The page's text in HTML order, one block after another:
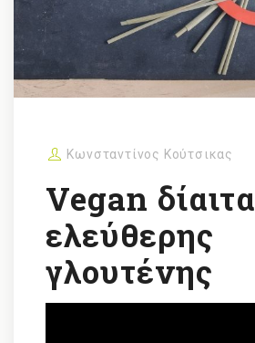
Κωνσταντίνος Κούτσικας
Vegan δίαιτα
ελεύθερης
γλουτένης